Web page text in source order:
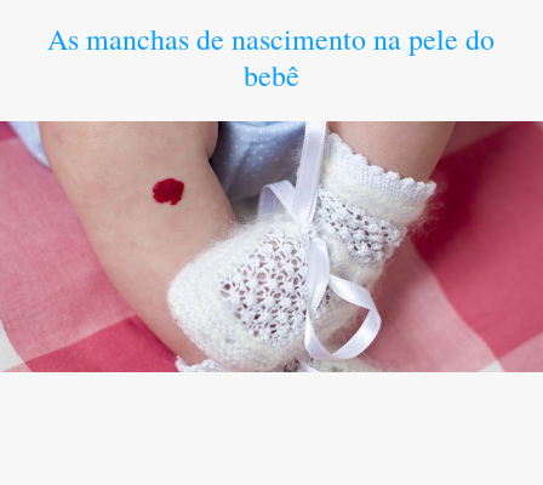
As manchas de nascimento na pele do
bebê